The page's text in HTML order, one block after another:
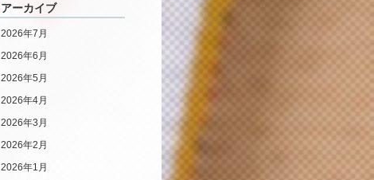
アーカイブ
2026年7月
2026年6月
2026年5月
2026年4月
2026年3月
2026年2月
2026年1月